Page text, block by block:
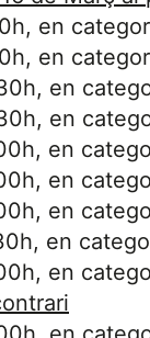
en
en
en
en
en
en
en
en
en